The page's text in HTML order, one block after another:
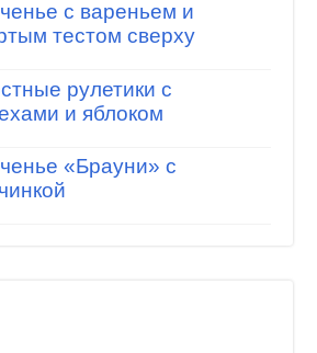
с вареньем и
тестом сверху
рулетики с
и яблоком
«Брауни» с